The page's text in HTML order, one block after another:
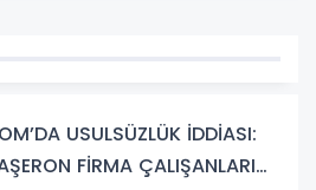
USULSÜZLÜK İDDİASI:
FİRMA ÇALIŞANLARI